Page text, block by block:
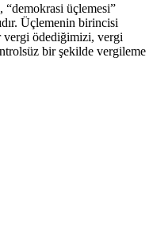
üçlemesi”
Üçlemenin birincisi
vergi ödediğimizi, vergi
bir şekilde vergileme